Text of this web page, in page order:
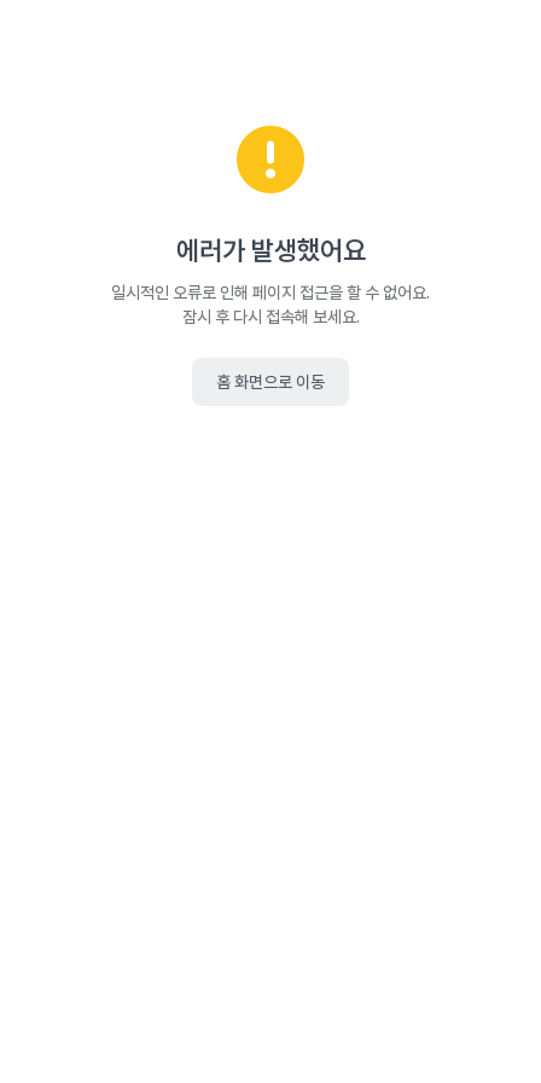
에러가 발생했어요
일시적인 오류로 인해 페이지 접근을 할 수 없어요.
잠시 후 다시 접속해 보세요.
홈 화면으로 이동